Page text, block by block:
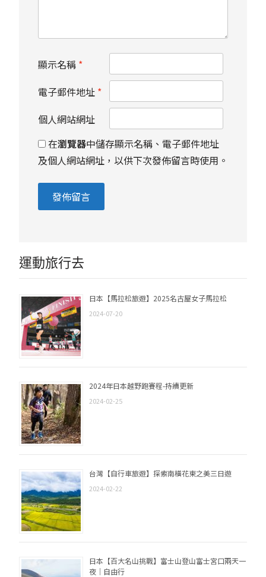
顯示名稱 *
電子郵件地址 *
個人網站網址
在瀏覽器中儲存顯示名稱、電子郵件地址
及個人網站網址，以供下次發佈留言時使用。
運動旅行去
日本【馬拉松旅遊】2025名古屋女子馬拉松
2024-07-20
2024年日本越野跑賽程-持續更新
2024-02-25
台灣【自行車旅遊】探索南橫花東之美三日遊
2024-02-22
日本【百大名山挑戰】富士山登山富士宮口兩天一
夜｜自由行